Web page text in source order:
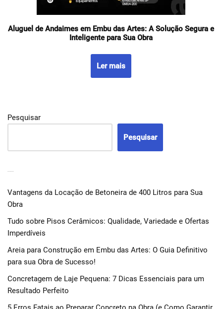
Aluguel de Andaimes em Embu das Artes: A Solução Segura e
Inteligente para Sua Obra
Ler mais
Pesquisar
Pesquisar
Vantagens da Locação de Betoneira de 400 Litros para Sua
Obra
Tudo sobre Pisos Cerâmicos: Qualidade, Variedade e Ofertas
Imperdíveis
Areia para Construção em Embu das Artes: O Guia Definitivo
para sua Obra de Sucesso!
Concretagem de Laje Pequena: 7 Dicas Essenciais para um
Resultado Perfeito